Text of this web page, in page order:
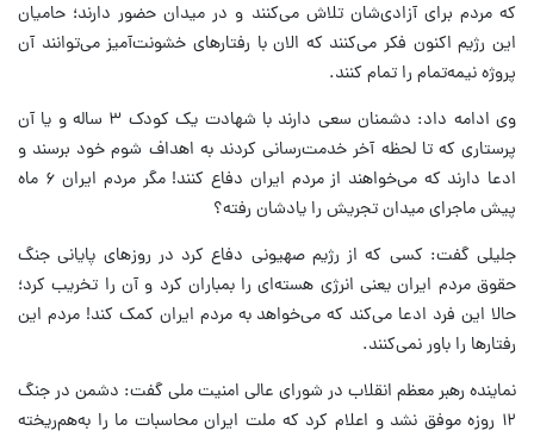
که مردم برای آزادی‌شان تلاش می‌کنند و در میدان حضور دارند؛ حامیان
این رژیم اکنون فکر می‌کنند که الان با رفتارهای خشونت‌آمیز می‌توانند آن
پروژه نیمه‌تمام را تمام کنند.
وی ادامه داد: دشمنان سعی دارند با شهادت یک کودک ۳ ساله و یا آن
پرستاری که تا لحظه آخر خدمت‌رسانی کردند به اهداف شوم خود برسند و
ادعا دارند که می‌‎خواهند از مردم ایران دفاع کنند! مگر مردم ایران ۶ ماه
پیش ماجرای میدان تجریش را یادشان رفته؟
جلیلی گفت: کسی که از رژیم صهیونی دفاع کرد در روزهای پایانی جنگ
حقوق مردم ایران یعنی انرژی هسته‌ای را بمباران کرد و آن را تخریب کرد؛
حالا این فرد ادعا می‌کند که می‌خواهد به مردم ایران کمک کند! مردم این
رفتارها را باور نمی‌کنند.
نماینده رهبر معظم انقلاب در شورای عالی امنیت ملی گفت: دشمن در جنگ
۱۲ روزه موفق نشد و اعلام کرد که ملت ایران محاسبات ما را به‌هم‌ریخته